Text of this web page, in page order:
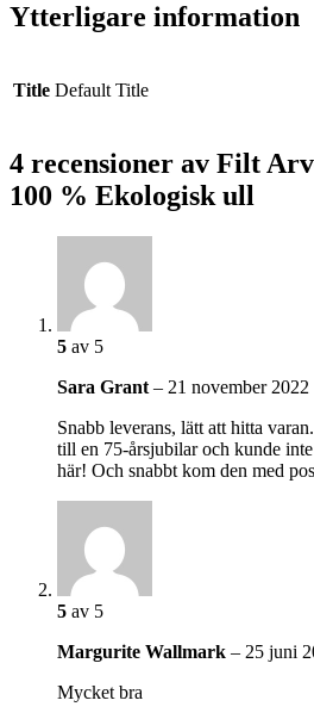
Ytterligare information
Title Default Title
4 recensioner av Filt
100 % Ekologisk ull
5 av 5
Sara Grant – 21 november 2022
Snabb leverans, lätt att hitta
till en 75-årsjubilar och kunde
här! Och snabbt kom den med
5 av 5
Margurite Wallmark – 25 juni
Mycket bra